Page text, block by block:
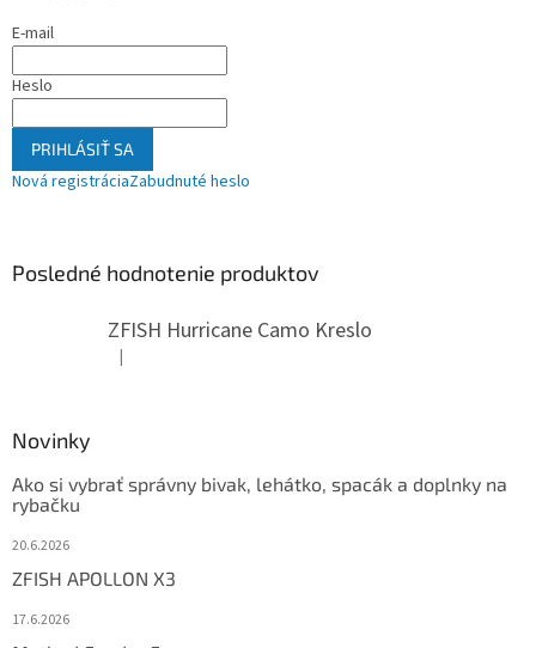
E-mail
Heslo
PRIHLÁSIŤ SA
Nová registráciaZabudnuté heslo
Posledné hodnotenie produktov
ZFISH Hurricane Camo Kreslo
Hodnotenie produktu je 5 z 5 hviezdičiek.
|
Novinky
Ako si vybrať správny bivak, lehátko, spacák a doplnky na
rybačku
20.6.2026
ZFISH APOLLON X3
17.6.2026